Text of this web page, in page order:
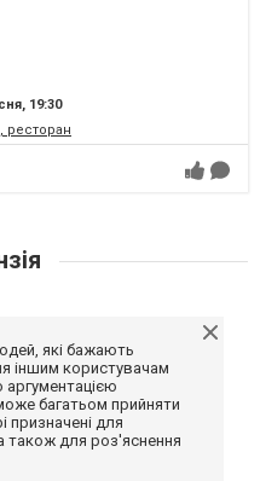
19:30
ресторан
які бажають
іншим користувачам
багатьом прийняти
призначені для
також для роз'яснення